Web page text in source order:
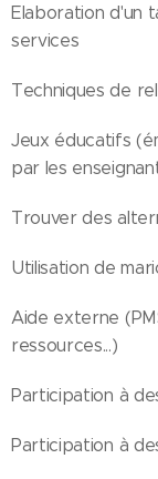
Elaboration d'un
services
Techniques de
Jeux éducatifs
par les
Trouver des
Utilisation de
Aide externe
ressources...)
Participation à
Participation à